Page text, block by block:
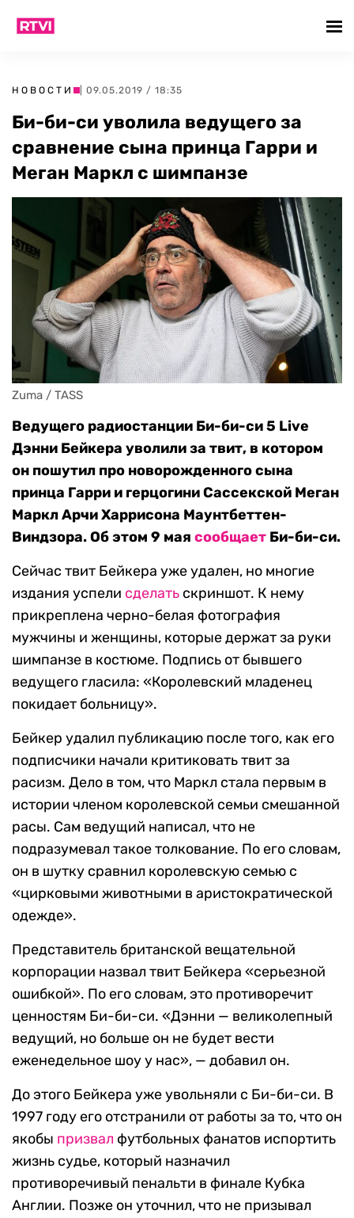
НОВОСТИ | 09.05.2019 / 18:35
Би-би-си уволила ведущего за
сравнение сына принца Гарри и
Меган Маркл с шимпанзе
Zuma / TASS
Ведущего радиостанции Би-би-си 5 Live
Дэнни Бейкера уволили за твит, в котором
он пошутил про новорожденного сына
принца Гарри и герцогини Сассекской Меган
Маркл Арчи Харрисона Маунтбеттен-
Виндзора. Об этом 9 мая сообщает Би-би-си.
Сейчас твит Бейкера уже удален, но многие
издания успели сделать скриншот. К нему
прикреплена черно-белая фотография
мужчины и женщины, которые держат за руки
шимпанзе в костюме. Подпись от бывшего
ведущего гласила: «Королевский младенец
покидает больницу».
Бейкер удалил публикацию после того, как его
подписчики начали критиковать твит за
расизм. Дело в том, что Маркл стала первым в
истории членом королевской семьи смешанной
расы. Сам ведущий написал, что не
подразумевал такое толкование. По его словам,
он в шутку сравнил королевскую семью с
«цирковыми животными в аристократической
одежде».
Представитель британской вещательной
корпорации назвал твит Бейкера «серьезной
ошибкой». По его словам, это противоречит
ценностям Би-би-си. «Дэнни — великолепный
ведущий, но больше он не будет вести
еженедельное шоу у нас», — добавил он.
До этого Бейкера уже увольняли с Би-би-си. В
1997 году его отстранили от работы за то, что он
якобы призвал футбольных фанатов испортить
жизнь судье, который назначил
противоречивый пенальти в финале Кубка
Англии. Позже он уточнил, что не призывал